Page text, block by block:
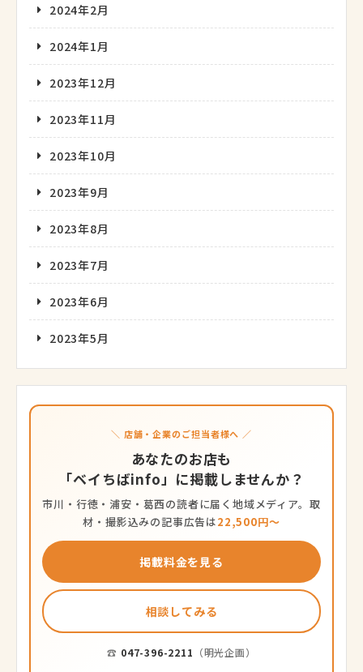
2024年2月
2024年1月
2023年12月
2023年11月
2023年10月
2023年9月
2023年8月
2023年7月
2023年6月
2023年5月
＼ 店舗・企業のご担当者様へ ／
あなたのお店も
「ベイちばinfo」に掲載しませんか？
市川・行徳・浦安・葛西の読者に届く地域メディア。取
材・撮影込みの記事広告は22,500円〜
掲載料金を見る
相談してみる
☎ 047-396-2211 （明光企画）